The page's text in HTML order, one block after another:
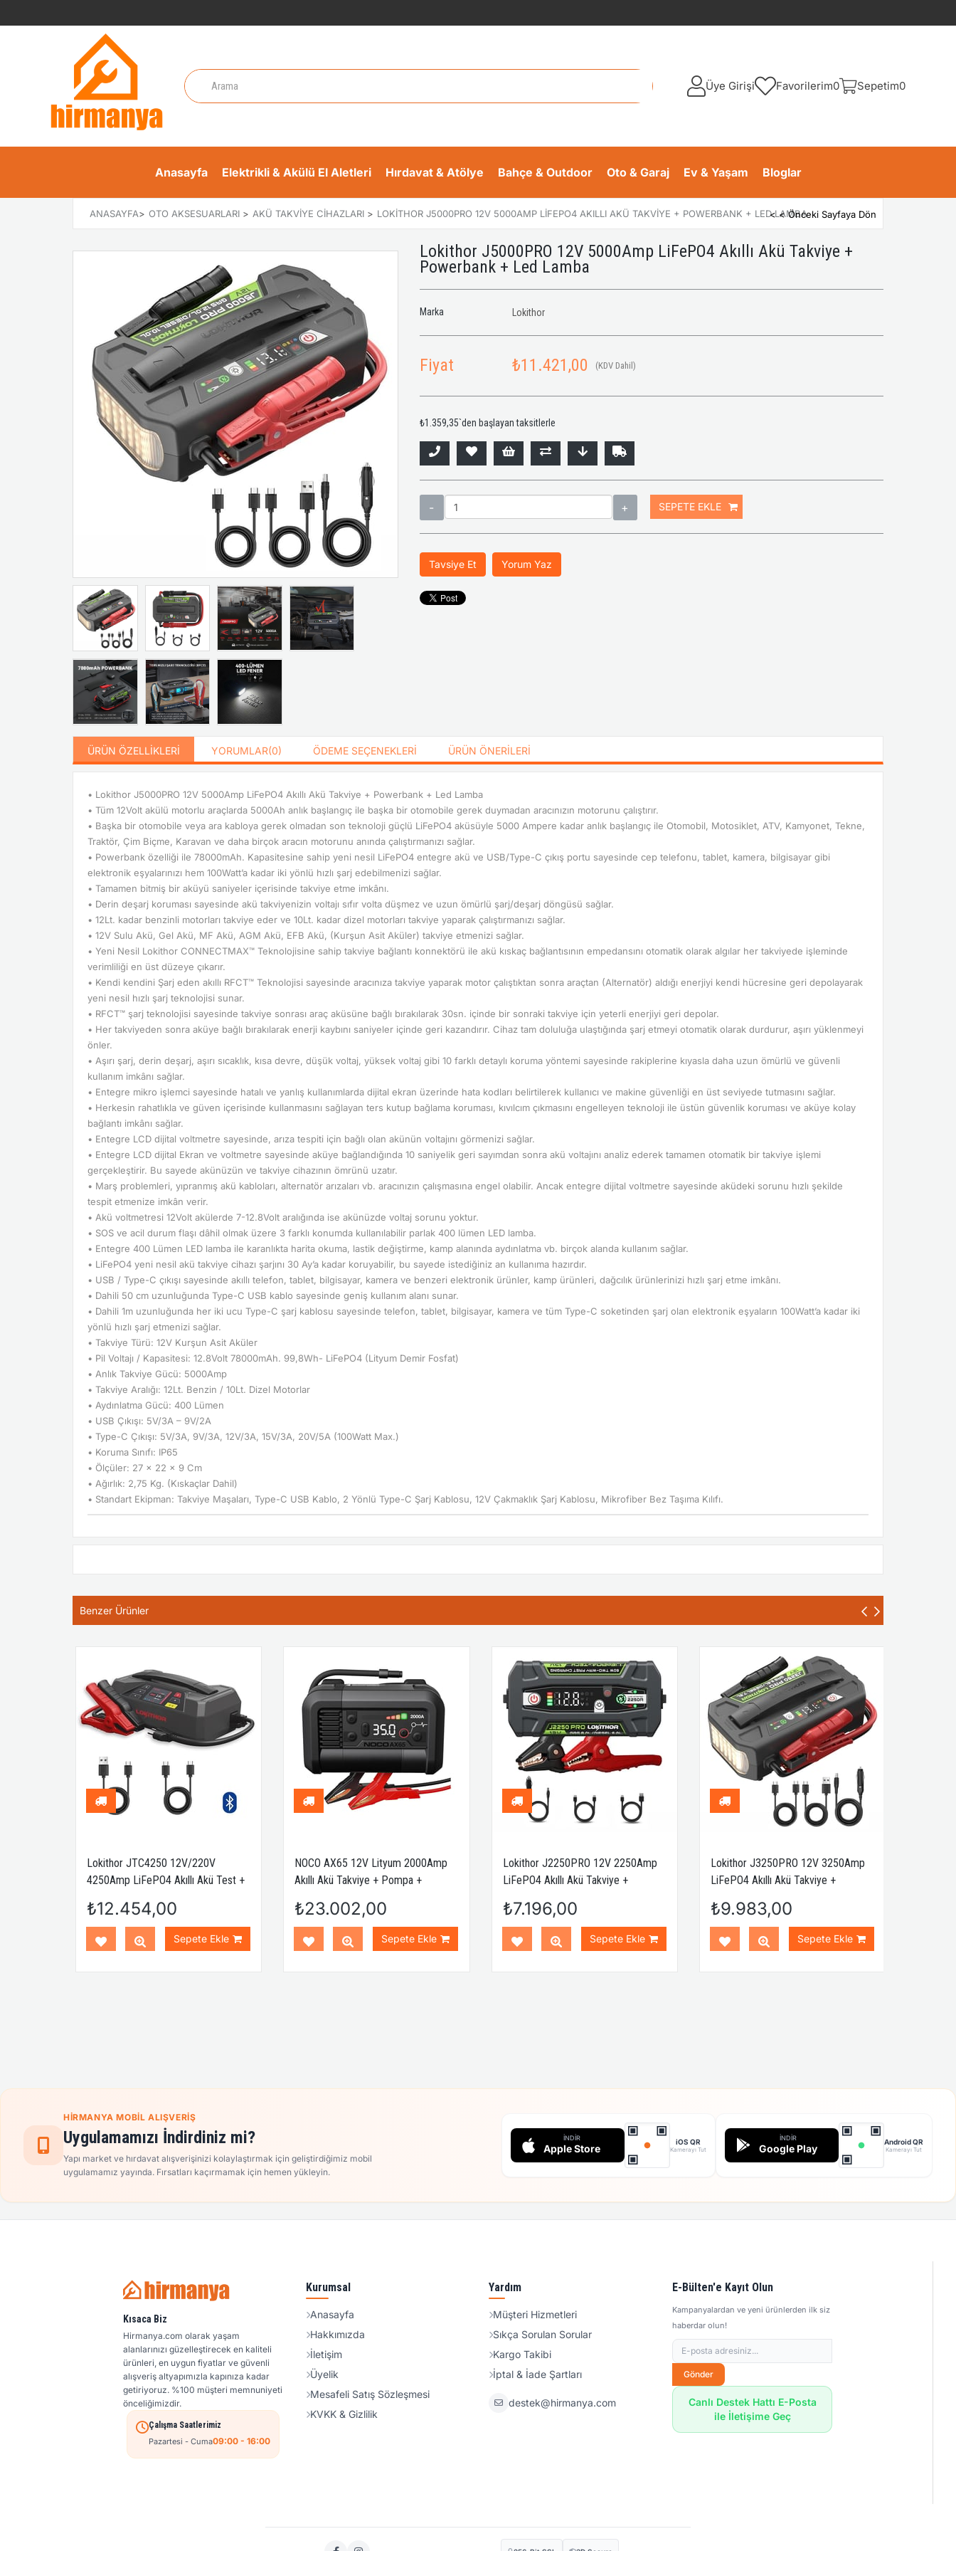
Üye Girişi Favorilerim0 Sepetim0
Anasayfa Elektrikli & Akülü El Aletleri Hırdavat & Atölye Bahçe & Outdoor Oto & Garaj Ev & Yaşam Bloglar
ANASAYFA> OTO AKSESUARLARI > AKÜ TAKVIYE CIHAZLARI > LOKITHOR J5000PRO 12V 5000AMP LIFEPO4 AKILLI AKÜ TAKVIYE + POWERBANK + LED LAMBA< < Önceki Sayfaya Dön
Lokithor J5000PRO 12V 5000Amp LiFePO4 Akıllı Akü Takviye +
Powerbank + Led Lamba
Marka Lokithor
Fiyat ₺11.421,00 (KDV Dahil)
₺1.359,35`den başlayan taksitlerle
Tavsiye Et Yorum Yaz
ÜRÜN ÖZELLIKLERI YORUMLAR(0) ÖDEME SEÇENEKLERI ÜRÜN ÖNERILERI
• Lokithor J5000PRO 12V 5000Amp LiFePO4 Akıllı Akü Takviye + Powerbank + Led Lamba
• Tüm 12Volt akülü motorlu araçlarda 5000Ah anlık başlangıç ile başka bir otomobile gerek duymadan aracınızın motorunu çalıştırır.
• Başka bir otomobile veya ara kabloya gerek olmadan son teknoloji güçlü LiFePO4 aküsüyle 5000 Ampere kadar anlık başlangıç ile Otomobil, Motosiklet, ATV, Kamyonet, Tekne,
Traktör, Çim Biçme, Karavan ve daha birçok aracın motorunu anında çalıştırmanızı sağlar.
• Powerbank özelliği ile 78000mAh. Kapasitesine sahip yeni nesil LiFePO4 entegre akü ve USB/Type-C çıkış portu sayesinde cep telefonu, tablet, kamera, bilgisayar gibi
elektronik eşyalarınızı hem 100Watt’a kadar iki yönlü hızlı şarj edebilmenizi sağlar.
• Tamamen bitmiş bir aküyü saniyeler içerisinde takviye etme imkânı.
• Derin deşarj koruması sayesinde akü takviyenizin voltajı sıfır volta düşmez ve uzun ömürlü şarj/deşarj döngüsü sağlar.
• 12Lt. kadar benzinli motorları takviye eder ve 10Lt. kadar dizel motorları takviye yaparak çalıştırmanızı sağlar.
• 12V Sulu Akü, Gel Akü, MF Akü, AGM Akü, EFB Akü, (Kurşun Asit Aküler) takviye etmenizi sağlar.
• Yeni Nesil Lokithor CONNECTMAX™ Teknolojisine sahip takviye bağlantı konnektörü ile akü kıskaç bağlantısının empedansını otomatik olarak algılar her takviyede işleminde
verimliliği en üst düzeye çıkarır.
• Kendi kendini Şarj eden akıllı RFCT™ Teknolojisi sayesinde aracınıza takviye yaparak motor çalıştıktan sonra araçtan (Alternatör) aldığı enerjiyi kendi hücresine geri depolayarak
yeni nesil hızlı şarj teknolojisi sunar.
• RFCT™ şarj teknolojisi sayesinde takviye sonrası araç aküsüne bağlı bırakılarak 30sn. içinde bir sonraki takviye için yeterli enerjiyi geri depolar.
• Her takviyeden sonra aküye bağlı bırakılarak enerji kaybını saniyeler içinde geri kazandırır. Cihaz tam doluluğa ulaştığında şarj etmeyi otomatik olarak durdurur, aşırı yüklenmeyi
önler.
• Aşırı şarj, derin deşarj, aşırı sıcaklık, kısa devre, düşük voltaj, yüksek voltaj gibi 10 farklı detaylı koruma yöntemi sayesinde rakiplerine kıyasla daha uzun ömürlü ve güvenli
kullanım imkânı sağlar.
• Entegre mikro işlemci sayesinde hatalı ve yanlış kullanımlarda dijital ekran üzerinde hata kodları belirtilerek kullanıcı ve makine güvenliği en üst seviyede tutmasını sağlar.
• Herkesin rahatlıkla ve güven içerisinde kullanmasını sağlayan ters kutup bağlama koruması, kıvılcım çıkmasını engelleyen teknoloji ile üstün güvenlik koruması ve aküye kolay
bağlantı imkânı sağlar.
• Entegre LCD dijital voltmetre sayesinde, arıza tespiti için bağlı olan akünün voltajını görmenizi sağlar.
• Entegre LCD dijital Ekran ve voltmetre sayesinde aküye bağlandığında 10 saniyelik geri sayımdan sonra akü voltajını analiz ederek tamamen otomatik bir takviye işlemi
gerçekleştirir. Bu sayede akünüzün ve takviye cihazının ömrünü uzatır.
• Marş problemleri, yıpranmış akü kabloları, alternatör arızaları vb. aracınızın çalışmasına engel olabilir. Ancak entegre dijital voltmetre sayesinde aküdeki sorunu hızlı şekilde
tespit etmenize imkân verir.
• Akü voltmetresi 12Volt akülerde 7-12.8Volt aralığında ise akünüzde voltaj sorunu yoktur.
• SOS ve acil durum flaşı dâhil olmak üzere 3 farklı konumda kullanılabilir parlak 400 lümen LED lamba.
• Entegre 400 Lümen LED lamba ile karanlıkta harita okuma, lastik değiştirme, kamp alanında aydınlatma vb. birçok alanda kullanım sağlar.
• LiFePO4 yeni nesil akü takviye cihazı şarjını 30 Ay’a kadar koruyabilir, bu sayede istediğiniz an kullanıma hazırdır.
• USB / Type-C çıkışı sayesinde akıllı telefon, tablet, bilgisayar, kamera ve benzeri elektronik ürünler, kamp ürünleri, dağcılık ürünlerinizi hızlı şarj etme imkânı.
• Dahili 50 cm uzunluğunda Type-C USB kablo sayesinde geniş kullanım alanı sunar.
• Dahili 1m uzunluğunda her iki ucu Type-C şarj kablosu sayesinde telefon, tablet, bilgisayar, kamera ve tüm Type-C soketinden şarj olan elektronik eşyaların 100Watt’a kadar iki
yönlü hızlı şarj etmenizi sağlar.
• Takviye Türü: 12V Kurşun Asit Aküler
• Pil Voltajı / Kapasitesi: 12.8Volt 78000mAh. 99,8Wh- LiFePO4 (Lityum Demir Fosfat)
• Anlık Takviye Gücü: 5000Amp
• Takviye Aralığı: 12Lt. Benzin / 10Lt. Dizel Motorlar
• Aydınlatma Gücü: 400 Lümen
• USB Çıkışı: 5V/3A – 9V/2A
• Type-C Çıkışı: 5V/3A, 9V/3A, 12V/3A, 15V/3A, 20V/5A (100Watt Max.)
• Koruma Sınıfı: IP65
• Ölçüler: 27 x 22 x 9 Cm
• Ağırlık: 2,75 Kg. (Kıskaçlar Dahil)
• Standart Ekipman: Takviye Maşaları, Type-C USB Kablo, 2 Yönlü Type-C Şarj Kablosu, 12V Çakmaklık Şarj Kablosu, Mikrofiber Bez Taşıma Kılıfı.
Benzer Ürünler
Lokithor JTC4250 12V/220V
4250Amp LiFePO4 Akıllı Akü Test +
₺12.454,00
Sepete Ekle
NOCO AX65 12V Lityum 2000Amp
Akıllı Akü Takviye + Pompa +
₺23.002,00
Sepete Ekle
Lokithor J2250PRO 12V 2250Amp
LiFePO4 Akıllı Akü Takviye +
₺7.196,00
Sepete Ekle
Lokithor J3250PRO 12V 3250Amp
LiFePO4 Akıllı Akü Takviye +
₺9.983,00
Sepete Ekle
HIRMANYA MOBIL ALIŞVERIŞ
Uygulamamızı İndirdiniz mi?
Yapı market ve hırdavat alışverişinizi kolaylaştırmak için geliştirdiğimiz mobil
uygulamamız yayında. Fırsatları kaçırmamak için hemen yükleyin.
İNDIR
Apple Store
iOS QR
Kamerayı Tut
İNDIR
Google Play
Android QR
Kamerayı Tut
Kısaca Biz
Hirmanya.com olarak yaşam
alanlarınızı güzelleştirecek en kaliteli
ürünleri, en uygun fiyatlar ve güvenli
alışveriş altyapımızla kapınıza kadar
getiriyoruz. %100 müşteri memnuniyeti
önceliğimizdir.
Çalışma Saatlerimiz
Pazartesi - Cuma09:00 - 16:00
Kurumsal
Anasayfa
Hakkımızda
İletişim
Üyelik
Mesafeli Satış Sözleşmesi
KVKK & Gizlilik
Yardım
Müşteri Hizmetleri
Sıkça Sorulan Sorular
Kargo Takibi
İptal & İade Şartları
destek@hirmanya.com
E-Bülten'e Kayıt Olun
Kampanyalardan ve yeni ürünlerden ilk siz
haberdar olun!
Gönder
Canlı Destek Hattı E-Posta
ile İletişime Geç